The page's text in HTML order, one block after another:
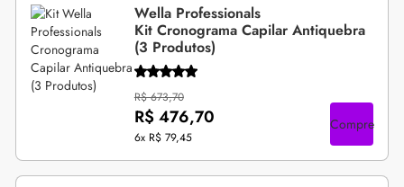
Wella Professionals
Kit Cronograma Capilar Antiquebra
(3 Produtos)
R$ 673,70
R$ 476,70
6x R$ 79,45
Compre